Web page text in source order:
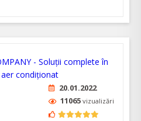
20.01.2022
11065 vizualizări